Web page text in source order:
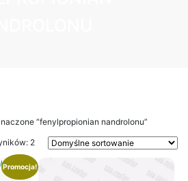
“fenylpropionian nandrolonu”
2
Promocja!